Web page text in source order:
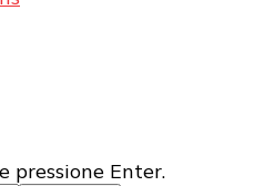
para pizzas,
seu comércio com a
conteúdos!
pressione Enter.